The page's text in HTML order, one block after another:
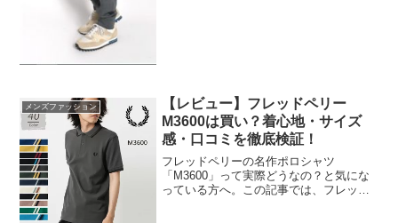
メンズファッション
【レビュー】フレッドペリー
M3600は買い？着心地・サイズ
感・口コミを徹底検証！
フレッドペリーの名作ポロシャツ
「M3600」って実際どうなの？と気にな
っている方へ。この記事では、フレッド